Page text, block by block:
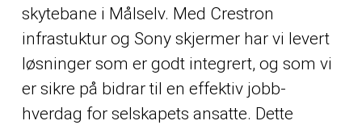
skytebane i Målselv. Med Crestron
infrastuktur og Sony skjermer har vi levert
løsninger som er godt integrert, og som vi
er sikre på bidrar til en effektiv jobb-
hverdag for selskapets ansatte. Dette